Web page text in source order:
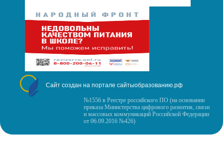
Сайт создан на портале сайтыобразованию.рф
№1556 в Реестре российского ПО (на основании
приказа Министерства цифрового развития, связи
и массовых коммуникаций Российской Федерации
от 06.09.2016 №426)